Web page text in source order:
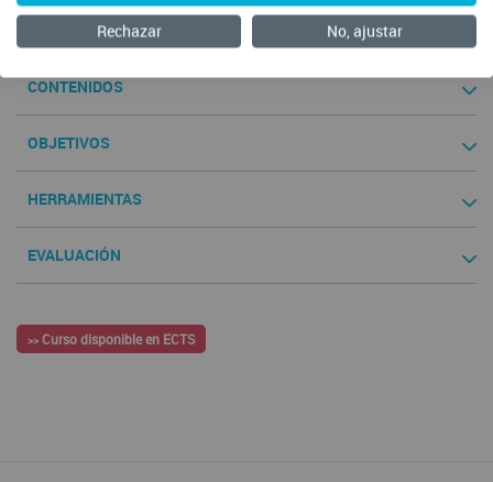
Comenzar
CONTENIDOS
OBJETIVOS
HERRAMIENTAS
EVALUACIÓN
>> Curso disponible en ECTS
Rechazar
No, ajustar